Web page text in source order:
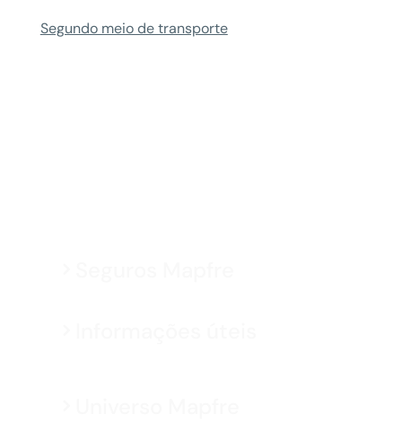
Segundo meio de transporte